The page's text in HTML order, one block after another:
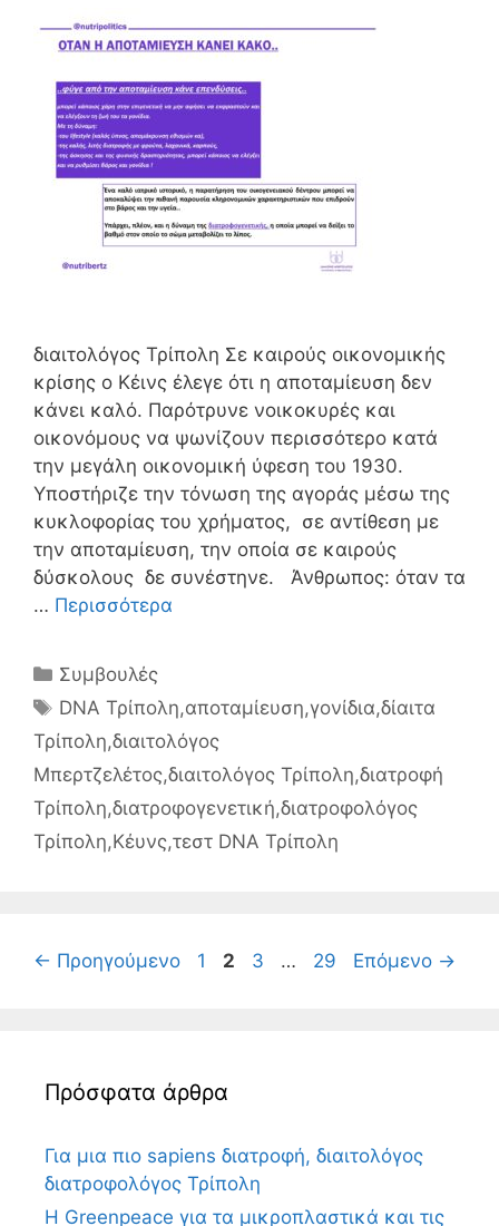
διαιτολόγος Τρίπολη Σε καιρούς οικονομικής
κρίσης ο Κέινς έλεγε ότι η αποταμίευση δεν
κάνει καλό. Παρότρυνε νοικοκυρές και
οικονόμους να ψωνίζουν περισσότερο κατά
την μεγάλη οικονομική ύφεση του 1930.
Υποστήριζε την τόνωση της αγοράς μέσω της
κυκλοφορίας του χρήματος, σε αντίθεση με
την αποταμίευση, την οποία σε καιρούς
δύσκολους δε συνέστηνε. Άνθρωπος: όταν τα
… Περισσότερα
Κατηγορίες
Συμβουλές
Ετικέτες
DNA Τρίπολη,αποταμίευση,γονίδια,δίαιτα
Τρίπολη,διαιτολόγος
Μπερτζελέτος,διαιτολόγος Τρίπολη,διατροφή
Τρίπολη,διατροφογενετική,διατροφολόγος
Τρίπολη,Κέυνς,τεστ DNA Τρίπολη
← Προηγούμενο Σελίδα
1 Σελίδα
2 Σελίδα
3 … Σελίδα
29 Επόμενο →
Πρόσφατα άρθρα
Για μια πιο sapiens διατροφή, διαιτολόγος
διατροφολόγος Τρίπολη
Η Greenpeace για τα μικροπλαστικά και τις